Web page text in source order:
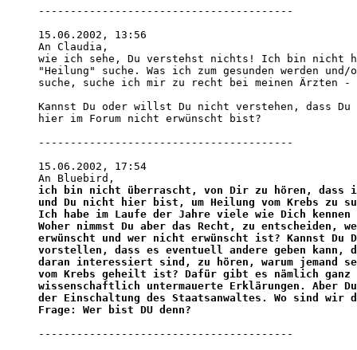
----------------------------------------
15.06.2002, 13:56
An Claudia,
wie ich sehe, Du verstehst nichts! Ich bin
"Heilung" suche. Was ich zum gesunden werden
suche, suche ich mir zu recht bei meinen
Kannst Du oder willst Du nicht verstehen, dass Du
hier im Forum nicht erwünscht bist?
----------------------------------------
15.06.2002, 17:54
ich bin nicht überrascht, von Dir zu hören, dass
und Du nicht hier bist, um Heilung vom Krebs zu
Ich habe im Laufe der Jahre viele wie Dich
Woher nimmst Du aber das Recht, zu entscheiden,
erwünscht und wer nicht erwünscht ist? Kannst
vorstellen, dass es eventuell andere geben kann,
daran interessiert sind, zu hören, warum jemand
vom Krebs geheilt ist? Dafür gibt es nämlich
wissenschaftlich untermauerte Erklärungen. Aber
der Einschaltung des Staatsanwaltes. Wo sind wir
Frage: Wer bist DU denn?
----------------------------------------